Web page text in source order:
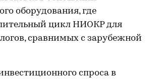
оборудования, где
цикл НИОКР для
сравнимых с зарубежной
спроса в